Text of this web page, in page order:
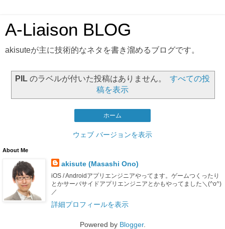
A-Liaison BLOG
akisuteが主に技術的なネタを書き溜めるブログです。
PIL のラベルが付いた投稿はありません。
すべての投
稿を表示
ホーム
ウェブ バージョンを表示
About Me
akisute (Masashi Ono)
iOS / Androidアプリエンジニアやってます。ゲームつくったり
とかサーバサイドアプリエンジニアとかもやってました＼(^o^)
／
詳細プロフィールを表示
Powered by Blogger.